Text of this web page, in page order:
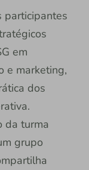
participantes
em
e marketing,
dos
da turma
grupo